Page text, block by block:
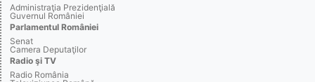
Administraţia Prezidenţială
Guvernul României
Parlamentul României
Senat
Camera Deputaţilor
Radio şi TV
Radio România